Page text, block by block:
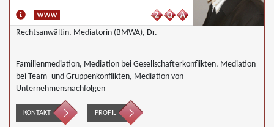
Rechtsanwältin, Mediatorin (BMWA), Dr.
Familienmediation, Mediation bei Gesellschafterkonflikten, Mediation
bei Team- und Gruppenkonflikten, Mediation von
Unternehmensnachfolgen
KONTAKT PROFIL